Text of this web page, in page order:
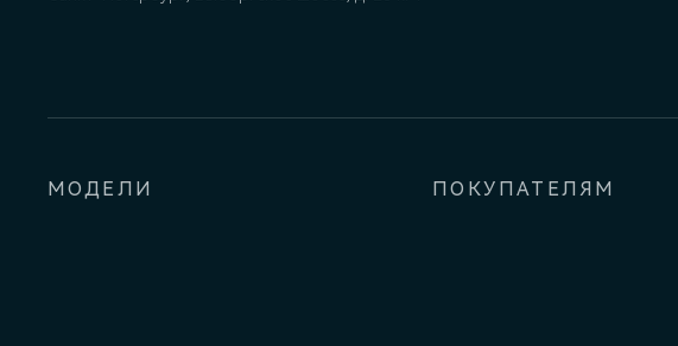
МОДЕЛИ ПОКУПАТЕЛЯМ